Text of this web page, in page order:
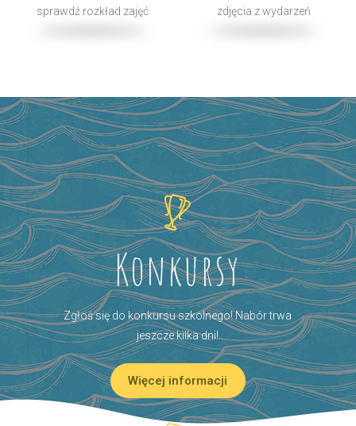
sprawdź rozkład zajęć zdjęcia z wydarzeń
Konkursy
Zgłoś się do konkursu szkolnego! Nabór trwa
jeszcze kilka dni!
Więcej informacji